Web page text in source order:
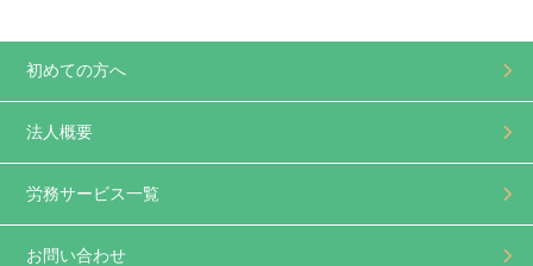
初めての方へ
法人概要
労務サービス一覧
お問い合わせ